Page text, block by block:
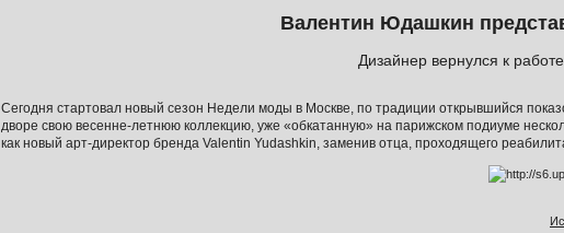
Валентин Юдашкин
Дизайнер вернулся к
Сегодня стартовал новый сезон Недели моды в Москве, по традиции открывшийся
дворе свою весенне-летнюю коллекцию, уже «обкатанную» на парижском подиуме
как новый арт-директор бренда Valentin Yudashkin, заменив отца, проходящего